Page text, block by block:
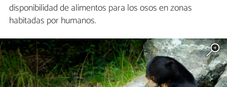
disponibilidad de alimentos para los osos en zonas
habitadas por humanos.